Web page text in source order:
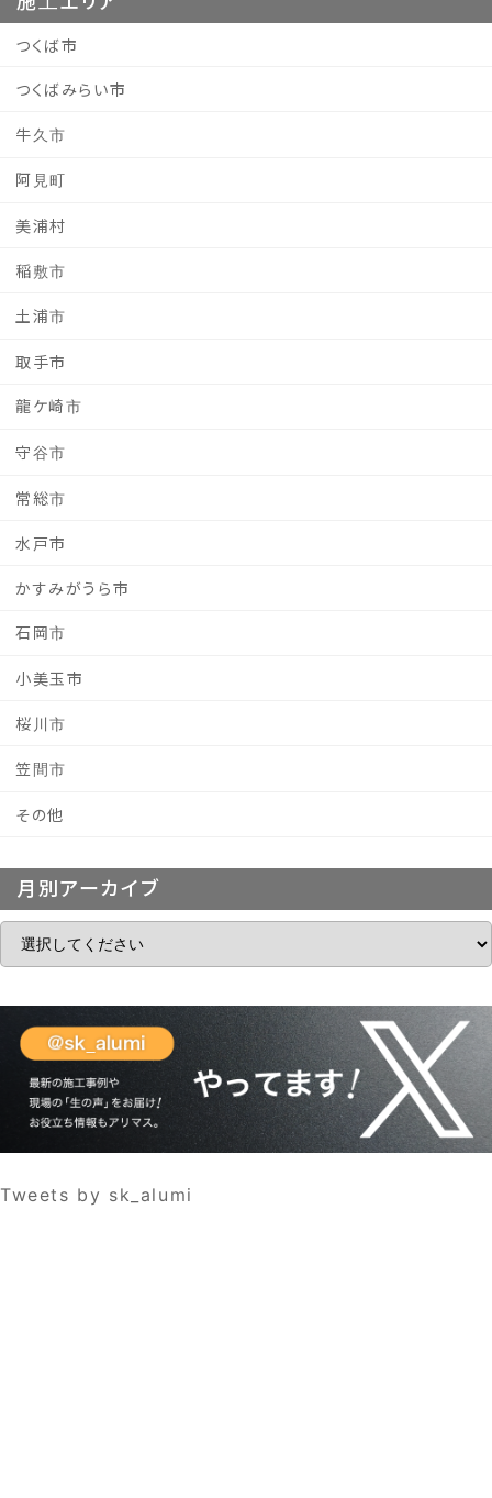
つくば市
つくばみらい市
牛久市
阿見町
美浦村
稲敷市
土浦市
取手市
龍ケ崎市
守谷市
常総市
水戸市
かすみがうら市
石岡市
小美玉市
桜川市
笠間市
その他
月別アーカイブ
Tweets by sk_alumi